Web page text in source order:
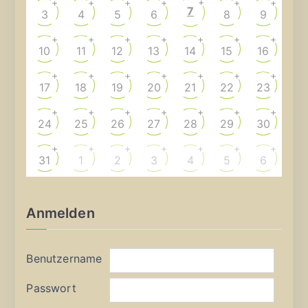
3
+
4
+
5
+
6
+
7 8
+
9
+
10
+
11
+
12
+
13
+
14
+
15
+
16
+
17
+
18
+
19
+
20
+
21
+
22
+
23
+
24
+
25
+
26
+
27
+
28
+
29
+
30
+
31
+
1
+
2
+
3
+
4
+
5
+
6
+
Anmelden
Benutzername
Passwort